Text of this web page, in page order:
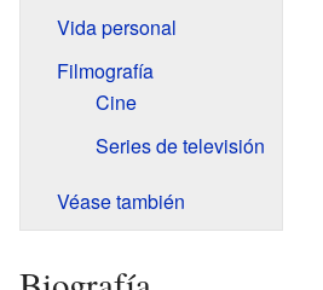
Vida personal
Filmografía
Cine
Series de televisión
Véase también